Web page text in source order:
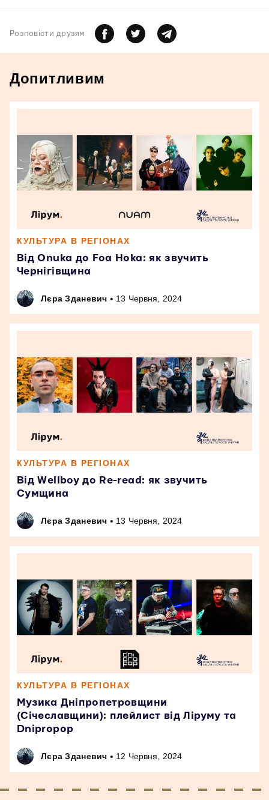
Розповiсти друзям
Допитливим
КУЛЬТУРА В РЕГІОНАХ
Від Onuka до Foa Hoka: як звучить
Чернігівщина
Лєра Зданевич • 13 Червня, 2024
КУЛЬТУРА В РЕГІОНАХ
Від Wellboy до Re-read: як звучить
Сумщина
Лєра Зданевич • 13 Червня, 2024
КУЛЬТУРА В РЕГІОНАХ
Музика Дніпропетровщини
(Січеславщини): плейлист від Ліруму та
Dnipropop
Лєра Зданевич • 12 Червня, 2024